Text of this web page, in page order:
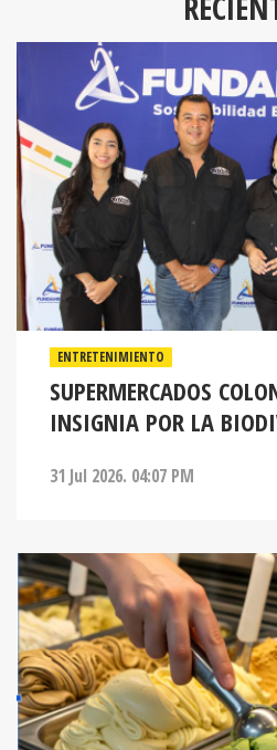
ENTRETENIMIENTO
SUPERMERCADOS
INSIGNIA POR LA
31 Jul 2026. 04:07 PM